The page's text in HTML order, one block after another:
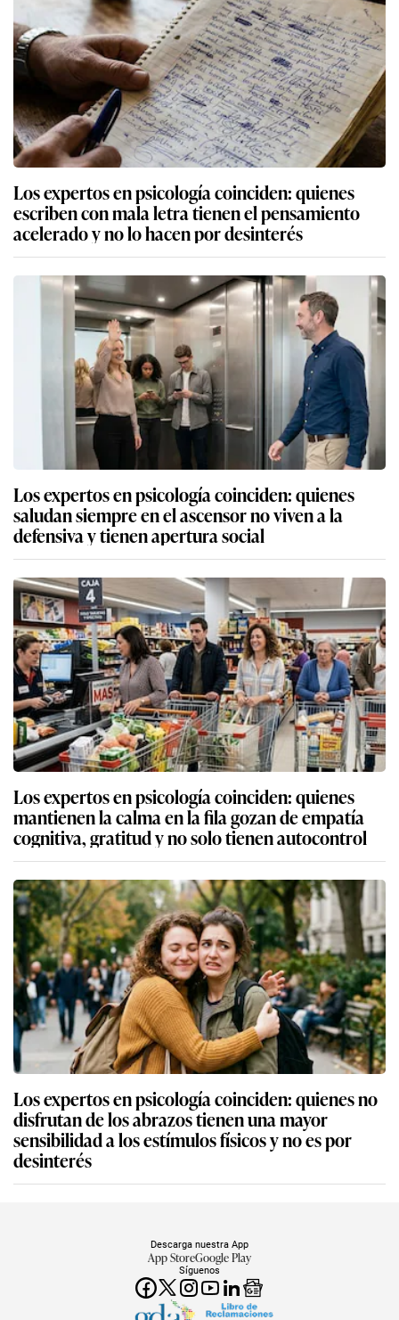
Los expertos en psicología coinciden: quienes
escriben con mala letra tienen el pensamiento
acelerado y no lo hacen por desinterés
Los expertos en psicología coinciden: quienes
saludan siempre en el ascensor no viven a la
defensiva y tienen apertura social
Los expertos en psicología coinciden: quienes
mantienen la calma en la fila gozan de empatía
cognitiva, gratitud y no solo tienen autocontrol
Los expertos en psicología coinciden: quienes no
disfrutan de los abrazos tienen una mayor
sensibilidad a los estímulos físicos y no es por
desinterés
Síguenos
Descarga nuestra App
App StoreGoogle Play